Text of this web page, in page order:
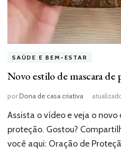
SAÚDE E BEM-ESTAR
Novo estilo de mascara de
porDona de casa criativa
Assista o vídeo e veja o
proteção. Gostou?
você aqui: Oração de